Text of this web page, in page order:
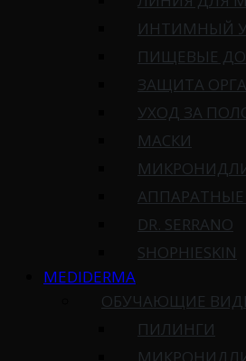
ИНТИМНЫЙ
ПИЩЕВЫЕ
ЗАЩИТА
УХОД ЗА
МАСКИ
DR. SERRANO
SHOPHIESKIN
MEDIDERMA
ОБУЧАЮЩИЕ
ПИЛИНГИ